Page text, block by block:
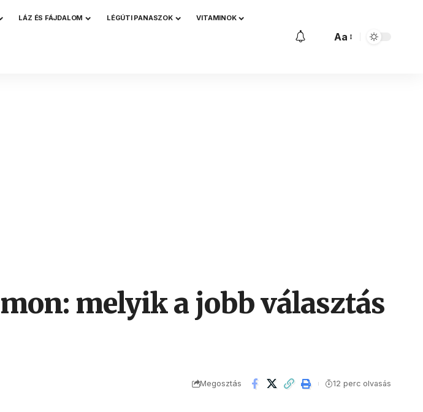
LÁZ ÉS FÁJDALOM LÉGÚTI PANASZOK VITAMINOK
Aa
melyik a jobb választás
Megosztás 12 perc olvasás